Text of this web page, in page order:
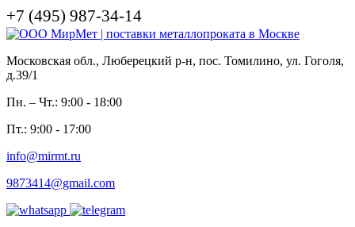
+7 (495) 987-34-14
Московская обл., Люберецкий р-н, пос. Томилино, ул. Гоголя,
д.39/1
Пн. – Чт.: 9:00 - 18:00
Пт.: 9:00 - 17:00
info@mirmt.ru
9873414@gmail.com